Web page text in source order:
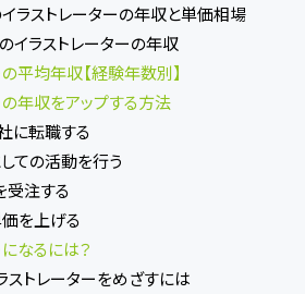
ラストレーターの年収と単価相場
イラストレーターの年収
平均年収【経験年数別】
年収をアップする方法
に転職する
ての活動を行う
受注する
を上げる
なるには？
トレーターをめざすには